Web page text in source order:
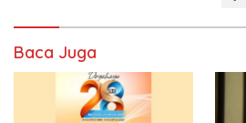
Baca Juga